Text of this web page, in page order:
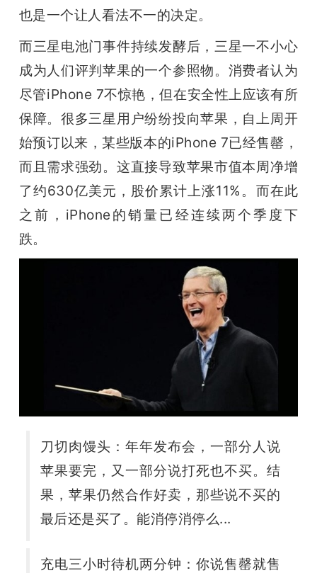
也是一个让人看法不一的决定。
而三星电池门事件持续发酵后，三星一不小心
成为人们评判苹果的一个参照物。消费者认为
尽管iPhone 7不惊艳，但在安全性上应该有所
保障。很多三星用户纷纷投向苹果，自上周开
始预订以来，某些版本的iPhone 7已经售罄，
而且需求强劲。这直接导致苹果市值本周净增
了约630亿美元，股价累计上涨11%。而在此
之前，iPhone的销量已经连续两个季度下
跌。
刀切肉馒头： 年年发布会，一部分人说
苹果要完，又一部分说打死也不买。结
果，苹果仍然合作好卖，那些说不买的
最后还是买了。能消停消停么...
充电三小时待机两分钟： 你说售罄就售